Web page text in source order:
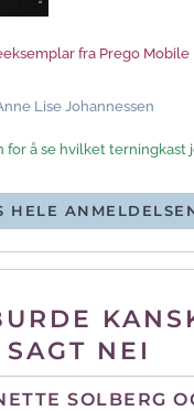
fra Prego Mobile
Lise Johannessen
for å se hvilket terningkast
HELE
SAGT NEI
SOLBERG